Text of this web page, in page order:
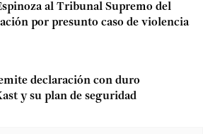
al Tribunal Supremo del
por presunto caso de violencia
declaración con duro
y su plan de seguridad